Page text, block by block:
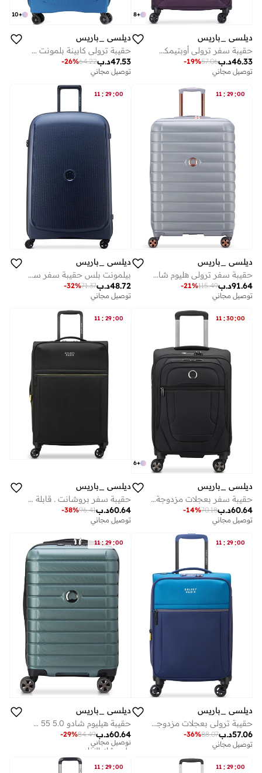
+
8
ديلسي _باريس
حقيبة سفر ترولي أوبتيمكس لايت 68.5 سم سوفت كيس بعجلات مزدوجة قابلة للتوسيع - بنفسجي
د.ب46.33
57.06
-19%
توصيل مجاني
+
10
ديلسي _باريس
حقيبة ترولي كابينة بلمونت سم صلبة بعجلات مزدوجة قابلة للتوسيع أزرق
د.ب47.53
64.22
-26%
توصيل مجاني
11 : 29:00
ديلسي _باريس
حقيبة سفر ترولي هليوم شادو 5.0 82 سم هارد كيس بعجلات مزدوجة بلاتينيوم
د.ب91.64
115.49
-21%
توصيل مجاني
11 : 29:00
ديلسي _باريس
بيلمونت بلس حقيبة سفر سم بعجلات مزدوجة أزرق
د.ب48.72
71.37
-32%
توصيل مجاني
11 :30:00
+
6
ديلسي _باريس
حقيبة سفر بعجلات مزدوجة قابلة للتوسيع مقاس سم سوداء
د.ب60.64
70.18
-14%
توصيل مجاني
11 : 29:00
ديلسي _باريس
حقيبة سفر بروشانت . قابلة للتوسيع بعجلات مزدوجة سم - أسود داكن
د.ب60.64
96.41
-38%
توصيل مجاني
11 : 29:00
ديلسي _باريس
حقيبة ترولي بعجلات مزدوجة قابلة للتوسيع سم من بروشانت . - أزرق بحري
د.ب57.06
88.07
-36%
توصيل مجاني
11 : 29:00
ديلسي _باريس
حقيبة هيليوم شادو 5.0 55 سم صلبة 4 عربة أمتعة ذات عجلات مزدوجة - أخضر
د.ب60.64
84.49
-29%
توصيل مجاني
على وشك النفاد
11 : 29:00
11 : 29:00